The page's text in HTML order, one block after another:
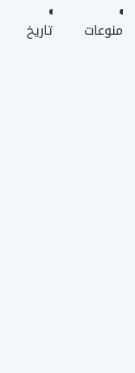
منوعات
تاريخ